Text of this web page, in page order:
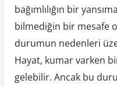
bağımlılığın bir
bilmediğin bir mesafe
durumun nedenleri
Hayat, kumar varken
gelebilir. Ancak bu